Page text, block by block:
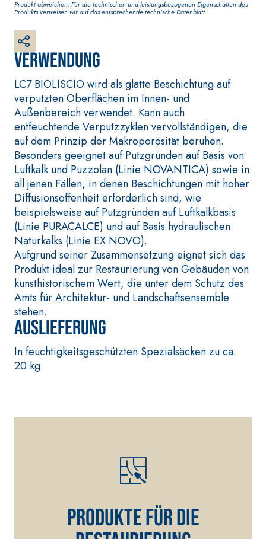
Verwendung
LC7 BIOLISCIO wird als glatte Beschichtung auf
verputzten Oberflächen im Innen- und
Außenbereich verwendet. Kann auch
entfeuchtende Verputzzyklen vervollständigen, die
auf dem Prinzip der Makroporösität beruhen.
Besonders geeignet auf Putzgründen auf Basis von
Luftkalk und Puzzolan (Linie NOVANTICA) sowie in
all jenen Fällen, in denen Beschichtungen mit hoher
Diffusionsoffenheit erforderlich sind, wie
beispielsweise auf Putzgründen auf Luftkalkbasis
(Linie PURACALCE) und auf Basis hydraulischen
Naturkalks (Linie EX NOVO).
Aufgrund seiner Zusammensetzung eignet sich das
Produkt ideal zur Restaurierung von Gebäuden von
kunsthistorischem Wert, die unter dem Schutz des
Amts für Architektur- und Landschaftsensemble
stehen.
Auslieferung
In feuchtigkeitsgeschützten Spezialsäcken zu ca.
20 kg
Produkt abweichen. Für die technischen und leistungsbezogenen Eigenschaften des
Produkts verweisen wir auf das entsprechende technische Datenblatt.
Produkte für die
Grundputz auf Basis von
BETONINSTANDSETZUNGS-
SYSTEM
THIXOTROPE PRODUKTE
GEOACTIVE R4 40
Polymermodifizierter,
thixotroper und
faserverstärkter
Schnellmörtel bestehend
aus speziellen
sulfatbeständigen
Bindern, für die
Passivierung, die
Reparatur, die
Verspachtelung und den
VERLEGESYSTEM
BODEN- UND
WANDBELÄGE
FASSAFLOOR –
VERLEGEGRÜNDE
FASSAFLOOR LA
Glätte auf
Quarzbasis mit
geringer
®
A 96 RESPHIRA
Faservergüteter Leicht-
Spachtelkleber mit